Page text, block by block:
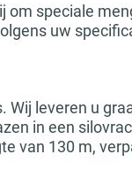
om speciale
uw
Wij leveren u
in een
van 130 m,